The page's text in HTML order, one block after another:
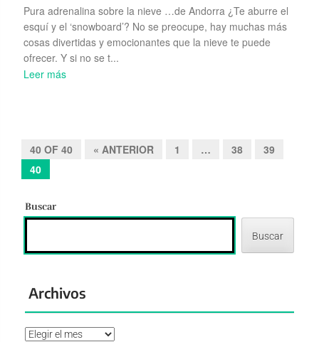
Pura adrenalina sobre la nieve …de Andorra ¿Te aburre el
esquí y el ‘snowboard’? No se preocupe, hay muchas más
cosas divertidas y emocionantes que la nieve te puede
ofrecer. Y si no se t...
Leer más
40 OF 40 « ANTERIOR 1 … 38
39
40
Buscar
Buscar
Archivos
Archivos